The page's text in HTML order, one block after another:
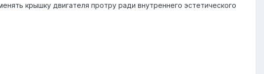
крышку двигателя протру ради внутреннего эстетического